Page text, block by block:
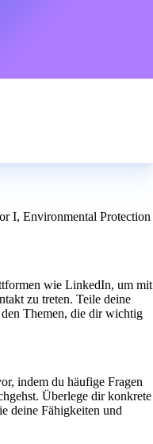
I, Environmental Protection
wie LinkedIn, um mit
zu treten. Teile deine
Themen, die dir wichtig
indem du häufige Fragen
Überlege dir konkrete
deine Fähigkeiten und